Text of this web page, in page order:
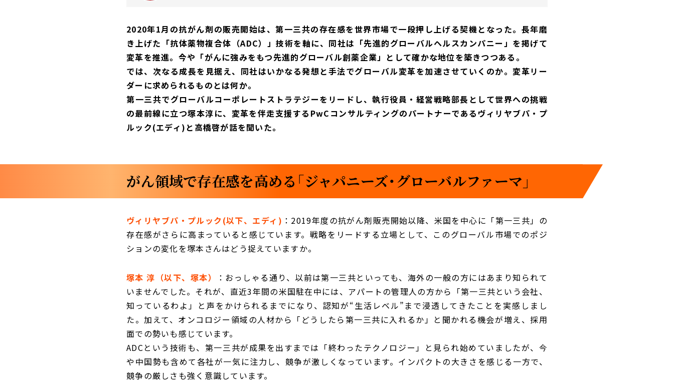
2020年1月の抗がん剤の販売開始は、第一三共の存在感を世界市場で一段押し上げる契機となった。長年磨
き上げた「抗体薬物複合体（ADC）」技術を軸に、同社は「先進的グローバルヘルスカンパニー」を掲げて
変革を推進。今や「がんに強みをもつ先進的グローバル創薬企業」として確かな地位を築きつつある。
では、次なる成長を見据え、同社はいかなる発想と手法でグローバル変革を加速させていくのか。変革リー
ダーに求められるものとは何か。
第一三共でグローバルコーポレートストラテジーをリードし、執行役員・経営戦略部長として世界への挑戦
の最前線に立つ塚本淳に、変革を伴走支援するPwCコンサルティングのパートナーであるヴィリヤブパ・プ
ルック(エディ)と高橋啓が話を聞いた。
がん領域で存在感を高める「ジャパニーズ・グローバルファーマ」
ヴィリヤブパ・プルック(以下、エディ) ：2019年度の抗がん剤販売開始以降、米国を中心に「第一三共」の
存在感がさらに高まっていると感じています。戦略をリードする立場として、このグローバル市場でのポジ
ションの変化を塚本さんはどう捉えていますか。
塚本 淳（以下、塚本）
：おっしゃる通り、以前は第一三共といっても、海外の一般の方にはあまり知られて
いませんでした。それが、直近3年間の米国駐在中には、アパートの管理人の方から「第一三共という会社、
知っているわよ」と声をかけられるまでになり、認知が“生活レベル”まで浸透してきたことを実感しまし
た。加えて、オンコロジー領域の人材から「どうしたら第一三共に入れるか」と聞かれる機会が増え、採用
面での勢いも感じています。
ADCという技術も、第一三共が成果を出すまでは「終わったテクノロジー」と見られ始めていましたが、今
や中国勢も含めて各社が一気に注力し、競争が激しくなっています。インパクトの大きさを感じる一方で、
競争の厳しさも強く意識しています。